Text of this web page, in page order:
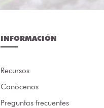
INFORMACIÓN
Recursos
Conócenos
Preguntas frecuentes